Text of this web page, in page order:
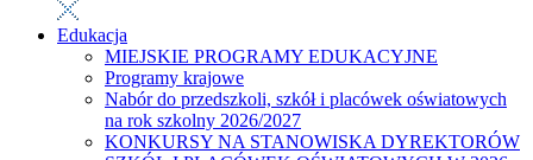
Edukacja
MIEJSKIE PROGRAMY EDUKACYJNE
Programy krajowe
Nabór do przedszkoli, szkół i placówek oświatowych
na rok szkolny 2026/2027
KONKURSY NA STANOWISKA DYREKTORÓW